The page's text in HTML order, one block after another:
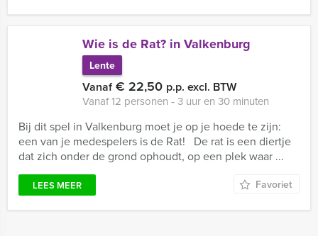
Wie is de Rat? in Valkenburg
Lente
Vanaf€ 22,50 p.p. excl. BTW
Vanaf 12 personen ‐ 3 uur en 30 minuten
Bij dit spel in Valkenburg moet je op je hoede te zijn:
een van je medespelers is de Rat! De rat is een diertje
dat zich onder de grond ophoudt, op een plek waar ...
LEES MEER Favoriet